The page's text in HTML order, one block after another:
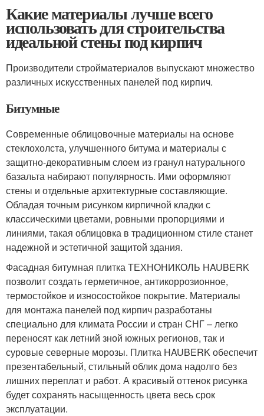
Какие материалы лучше всего
использовать для строительства
идеальной стены под кирпич
Производители стройматериалов выпускают множество
различных искусственных панелей под кирпич.
Битумные
Современные облицовочные материалы на основе
стеклохолста, улучшенного битума и материалы с
защитно-декоративным слоем из гранул натурального
базальта набирают популярность. Ими оформляют
стены и отдельные архитектурные составляющие.
Обладая точным рисунком кирпичной кладки с
классическими цветами, ровными пропорциями и
линиями, такая облицовка в традиционном стиле станет
надежной и эстетичной защитой здания.
Фасадная битумная плитка ТЕХНОНИКОЛЬ HAUBERK
позволит создать герметичное, антикоррозионное,
термостойкое и износостойкое покрытие. Материалы
для монтажа панелей под кирпич разработаны
специально для климата России и стран СНГ – легко
переносят как летний зной южных регионов, так и
суровые северные морозы. Плитка HAUBERK обеспечит
презентабельный, стильный облик дома надолго без
лишних переплат и работ. А красивый оттенок рисунка
будет сохранять насыщенность цвета весь срок
эксплуатации.